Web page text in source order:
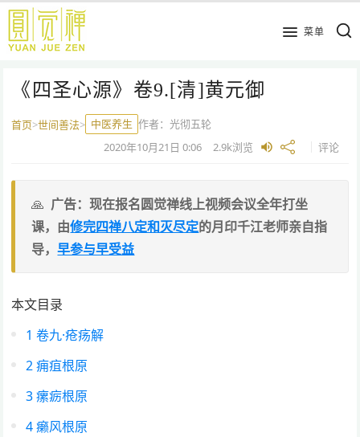
跳
主
菜单
《四圣心源》卷9.[清]黄元御
首页>世间善法> 中医养生 作者：光彻五轮
2020年10月21日 0:06 2.9k浏览 评论
广告：现在报名圆觉禅线上视频会议全年打坐
课，由修完四禅八定和灭尽定的月印千江老师亲自指
导，早参与早受益
本文目录
1 卷九·疮疡解
2痈疽根原
3瘰疬根原
4癞风根原